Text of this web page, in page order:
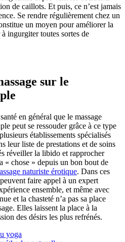
de caillots. Et puis, ce n’est jamais
Se rendre régulièrement chez un
un moyen pour améliorer la
ingurgiter toutes sortes de
sur le
en général que le massage
peut se ressouder grâce à ce type
établissements spécialisés
leur liste de prestations et de soins
réveiller la libido et rapprocher
« chose » depuis un bon bout de
naturiste érotique. Dans ces
faire appel à un expert
ensemble, et même avec
et la chasteté n’a pas sa place
Elles laissent la place à la
des désirs les plus refrénés.
yoga